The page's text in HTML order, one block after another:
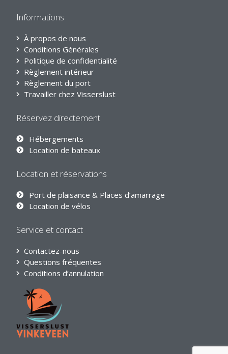
Informations
À propos de nous
Conditions Générales
Politique de confidentialité
Règlement intérieur
Règlement du port
Travailler chez Visserslust
Réservez directement
Hébergements
Location de bateaux
Location et réservations
Port de plaisance & Places d’amarrage
Location de vélos
Service et contact
Contactez-nous
Questions fréquentes
Conditions d’annulation